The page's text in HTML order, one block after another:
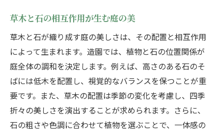
草木と石の相互作用が生む庭の美
草木と石が織り成す庭の美しさは、その配置と相互作用
によって生まれます。造園では、植物と石の位置関係が
庭全体の調和を決定します。例えば、高さのある石のそ
ばには低木を配置し、視覚的なバランスを保つことが重
要です。また、草木の配置は季節の変化を考慮し、四季
折々の美しさを演出することが求められます。さらに、
石の粗さや色調に合わせて植物を選ぶことで、一体感の